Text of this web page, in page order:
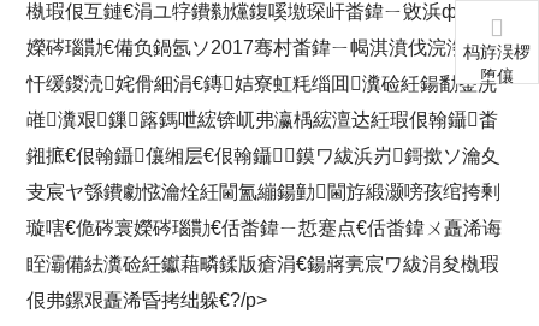
槸瑕佷互鏈€涓ユ牸鐨勬爣鍑嗘墽琛屽畨鍏ㄧ敓浜ф硶寰
嬫硶瑙勩€備负鍋氬ソ2017骞村畨鍏ㄧ幆淇濆伐浣滐紝鑻
忓缓鍐涜姹傦細涓€鏄姞寮虹粍缁囬瀵硷紝鍚勫崟浣
嶉瀵艰鏁簬鎷呭綋锛屼弗瀛楀綋澶达紝瑕佷翰鑷畨
鎺掋€佷翰鑷儴缃层€佷翰鑷鏌ワ紱浜岃鎶撳ソ瀹夊
叏宸ヤ綔鐨勮惤瀹烇紝閫氳繃鍚勭閫斿緞灏嗙孩绾挎剰
璇嗐€佹硶寰嬫硶瑙勩€佸畨鍏ㄧ悊蹇点€佸畨鍏ㄨ矗浠诲
眰灞備紶瀵硷紝钀藉疄鍒版瘡涓€鍚嶈亴宸ワ紱涓夋槸瑕
佷弗鏍艰矗浠昏拷绌躲€?/p>
杩斿洖椤
堕儴